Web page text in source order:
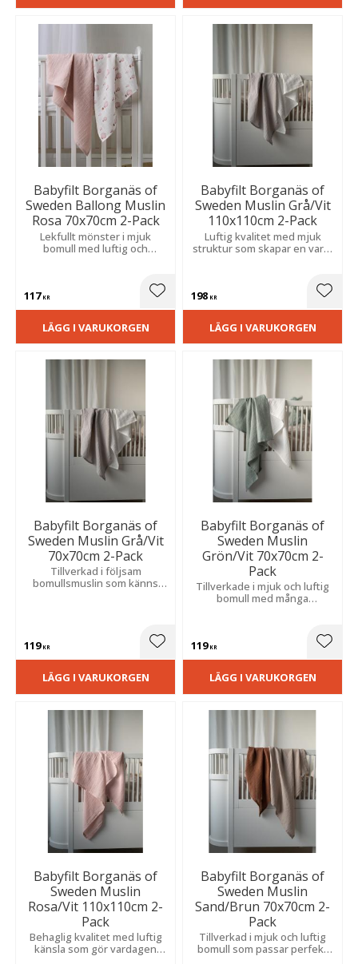
Babyfilt Borganäs of
Sweden Ballong Muslin
Rosa 70x70cm 2-Pack
Lekfullt mönster i mjuk
bomull med luftig och
barnvagnen under varma
117KR Lägg till i favoriter
LÄGG I VARUKORGEN
Babyfilt Borganäs of
Sweden Muslin Grå/Vit
110x110cm 2-Pack
Luftig kvalitet med mjuk
struktur som skapar en varm
198 KR
LÄGG I VARUKORGEN
Babyfilt Borganäs of
Sweden Muslin Grå/Vit
70x70cm 2-Pack
Tillverkad i följsam
bomullsmuslin som känns
119KR Lägg till i favoriter
LÄGG I VARUKORGEN
Babyfilt Borganäs of
Sweden Muslin
Grön/Vit 70x70cm 2-
Pack
Tillverkade i mjuk och luftig
bomull med många
119KR
LÄGG I VARUKORGEN
Babyfilt Borganäs of
Sweden Muslin
Rosa/Vit 110x110cm 2-
Pack
Behaglig kvalitet med luftig
känsla som gör vardagen
Babyfilt Borganäs of
Sweden Muslin
Sand/Brun 70x70cm 2-
Pack
Tillverkad i mjuk och luftig
bomull som passar perfekt